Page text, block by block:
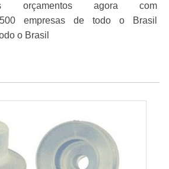
orçamentos agora com
500 empresas de todo o Brasil
o Brasil